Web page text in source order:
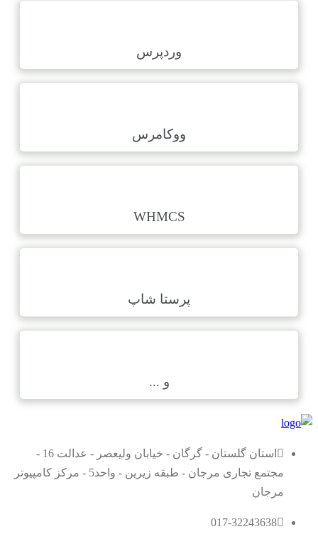
وردپرس
ووکامرس
WHMCS
پرستا شاپ
و ...
استان گلستان - گرگان - خیابان ولیعصر - عدالت 16 -
مجتمع تجاری مرجان - طبقه زیرین - واحد5 - مرکز کامپیوتر
مرجان
017-32243638